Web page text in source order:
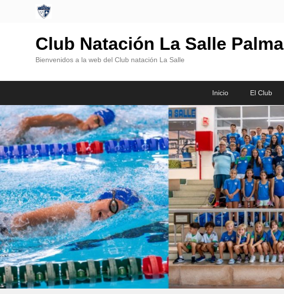
Club Natación La Salle Palma
Bienvenidos a la web del Club natación La Salle
contenido
principal
contenido
secundario
Inicio El Club